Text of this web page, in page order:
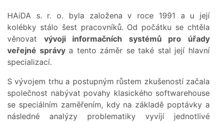
HAiDA s. r. o. byla založena v roce 1991 a u její
kolébky stálo šest pracovníků. Od počátku se chtěla
věnovat vývoji informačních systémů pro úřady
veřejné správya tento záměr se také stal její hlavní
specializací.
S vývojem trhu a postupným růstem zkušeností začala
společnost nabývat povahy klasického softwarehouse
se speciálním zaměřením, kdy na základě poptávky a
následné analýzy problematiky vyvíjí jednotlivé